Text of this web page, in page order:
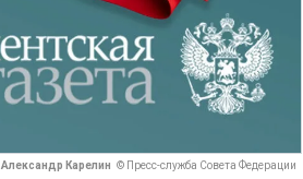
Александр Карелин © Пресс-служба Совета Федерации